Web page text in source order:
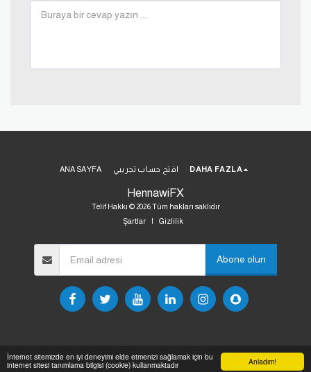
Anladım!
İnternet sitemizde en iyi deneyimi elde etmenizi sağlamak için bu
internet sitesi tanımlama bilgisi (cookie) kullanmaktadır
HennawiFX
Telif Hakkı © 2026 Tüm hakları saklıdır
Şartlar| Gizlilik
ANA SAYFA افتح حساب تجريبي DAHA FAZLA
Abone olun